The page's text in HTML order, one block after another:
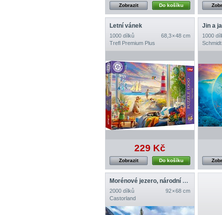
Do košíku
Zobrazit
Letní vánek
1000 dílků
68,3 × 48 cm
Trefl Premium Plus
229 Kč
Do košíku
Zobrazit
1000
Schmidt
Morénové jezero, národní park Banff, Kanada
2000 dílků
92 × 68 cm
Castorland